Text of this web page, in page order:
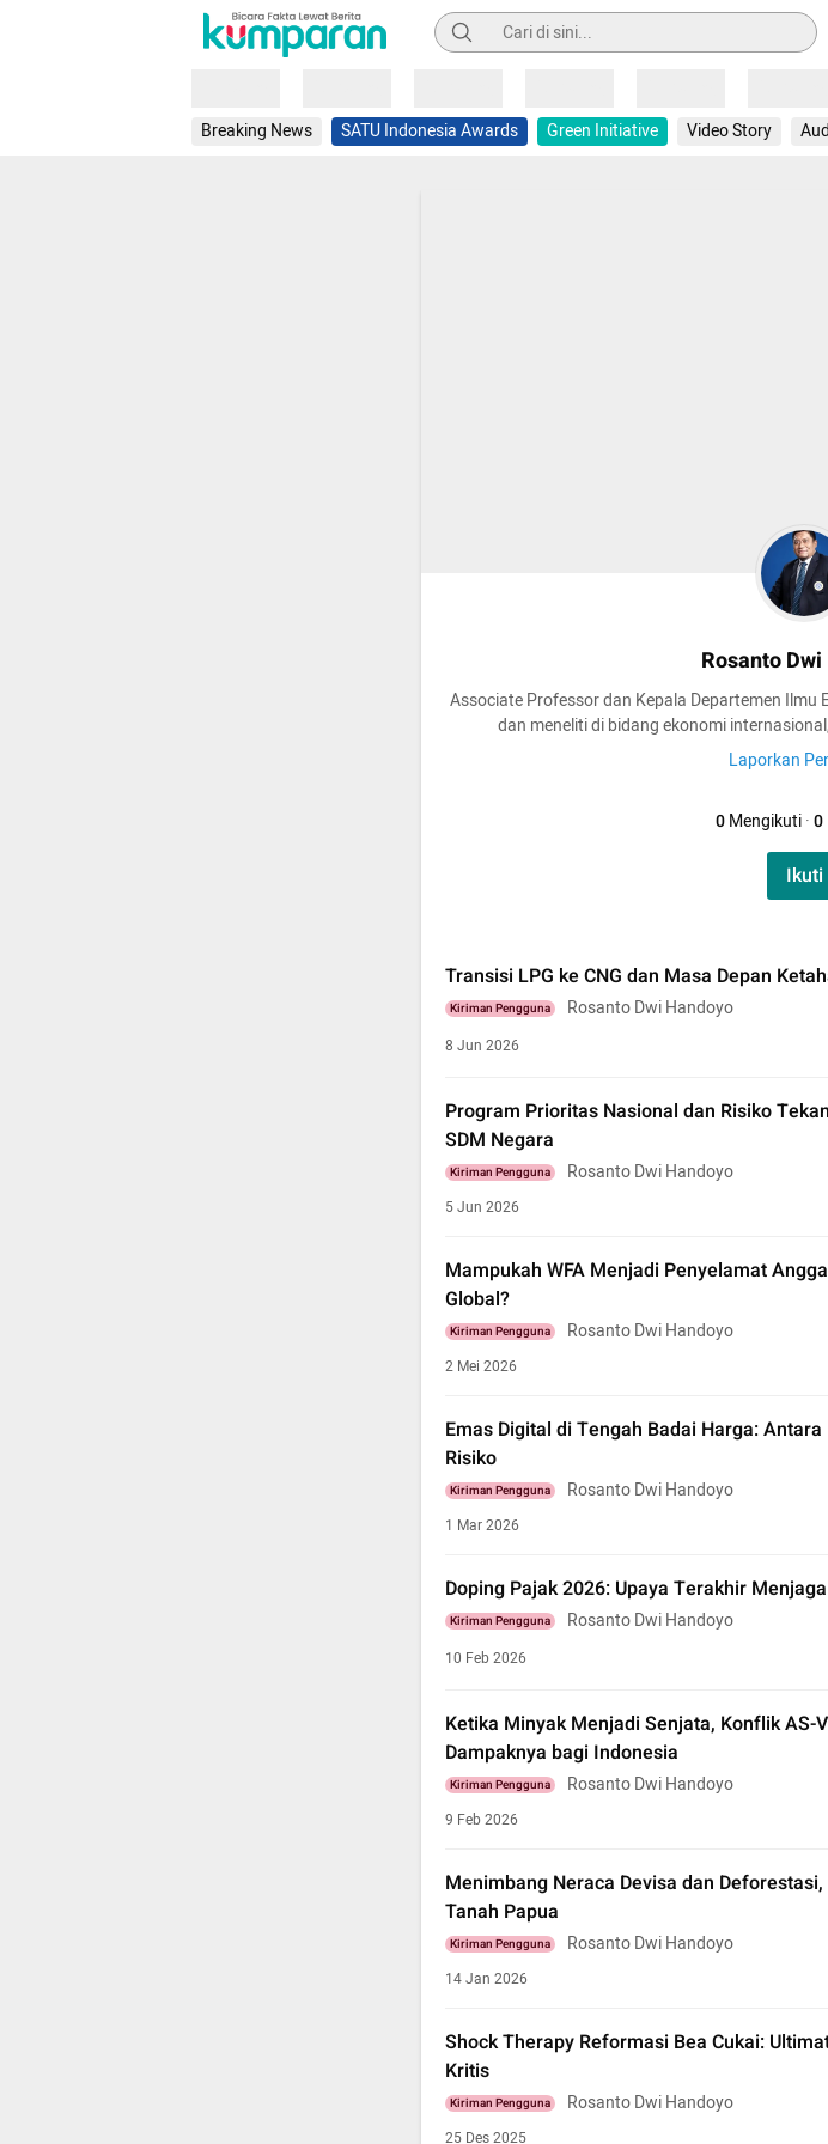
Pencarian
Breaking News SATU Indonesia Awards Green Initiative Video Story
Rosanto
Associate Professor dan Kepala Departemen Ilmu
dan meneliti di bidang ekonomi
Laporkan
0Mengikuti·0
Ikuti
Transisi LPG ke CNG dan Masa Depan
Kiriman Pengguna Rosanto Dwi Handoyo
8 Jun 2026
Program Prioritas Nasional dan Risiko
SDM Negara
Kiriman Pengguna Rosanto Dwi Handoyo
5 Jun 2026
Mampukah WFA Menjadi Penyelamat
Global?
Kiriman Pengguna Rosanto Dwi Handoyo
2 Mei 2026
Emas Digital di Tengah Badai Harga:
Risiko
Kiriman Pengguna Rosanto Dwi Handoyo
1 Mar 2026
Doping Pajak 2026: Upaya Terakhir
Kiriman Pengguna Rosanto Dwi Handoyo
10 Feb 2026
Ketika Minyak Menjadi Senjata, Konflik AS-
Dampaknya bagi Indonesia
Kiriman Pengguna Rosanto Dwi Handoyo
9 Feb 2026
Menimbang Neraca Devisa dan
Tanah Papua
Kiriman Pengguna Rosanto Dwi Handoyo
14 Jan 2026
Shock Therapy Reformasi Bea Cukai:
Kritis
Kiriman Pengguna Rosanto Dwi Handoyo
25 Des 2025